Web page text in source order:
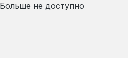
Больше не доступно